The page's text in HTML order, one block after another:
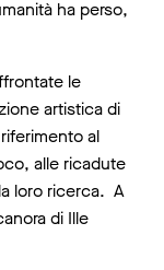
ha perso,
le
artistica di
al
alle ricadute
loro ricerca. A
di Ille